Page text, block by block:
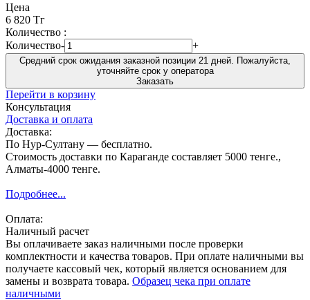
Цена
6 820 Тг
Количество :
Количество- +
Средний срок ожидания заказной позиции 21 дней. Пожалуйста,
уточняйте срок у оператора
Заказать
Перейти в корзину
Консультация
Доставка и оплата
Доставка:
По Нур-Султану — бесплатно.
Стоимость доставки по Караганде составляет 5000 тенге.,
Алматы-4000 тенге.
Подробнее...
Оплата:
Наличный расчет
Вы оплачиваете заказ наличными после проверки
комплектности и качества товаров. При оплате наличными вы
получаете кассовый чек, который является основанием для
замены и возврата товара. Образец чека при оплате
наличными